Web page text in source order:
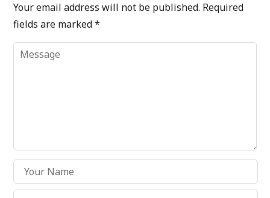
Your email address will not be published. Required
fields are marked*